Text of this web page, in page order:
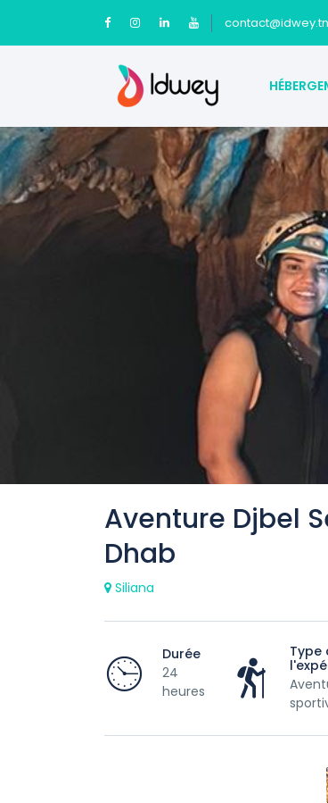
contact@idwey.tn
Aventure Djbel
Dhab
Siliana
Durée
24
heures
Type